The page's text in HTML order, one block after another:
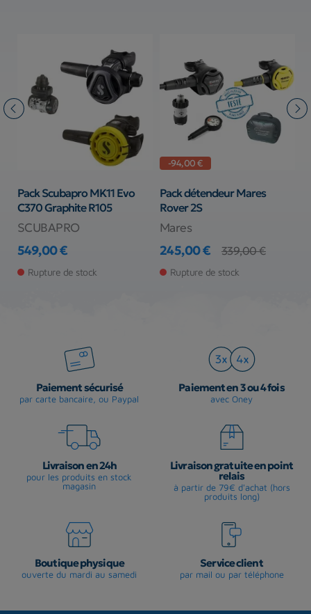
Pack Scubapro MK11 Evo
C370 Graphite R105
SCUBAPRO
Prix
549,00 €
Rupture de stock
-94,00 €
Pack détendeur Mares
Rover 2S
Mares
Prix
245,00 €
Prix de base
339,00 €
Rupture de stock
Paiement sécurisé
par carte bancaire, ou Paypal
Paiement en 3 ou 4 fois
avec Oney
Livraison en 24h
pour les produits en stock
magasin
Livraison gratuite en point
relais
à partir de 79€ d'achat (hors
produits long)
Boutique physique
ouverte du mardi au samedi
Service client
par mail ou par téléphone